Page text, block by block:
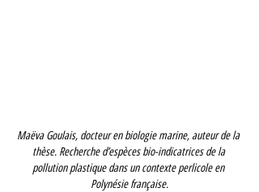
Maëva Goulais, docteur en biologie marine, auteur de la
thèse. Recherche d’espèces bio-indicatrices de la
pollution plastique dans un contexte perlicole en
Polynésie française.